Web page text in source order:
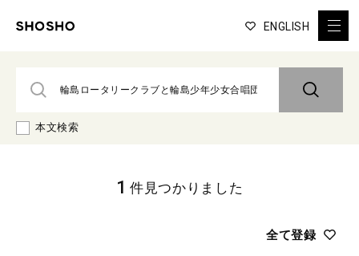
ENGLISH
本文検索
全て登録
1 件見つかりました